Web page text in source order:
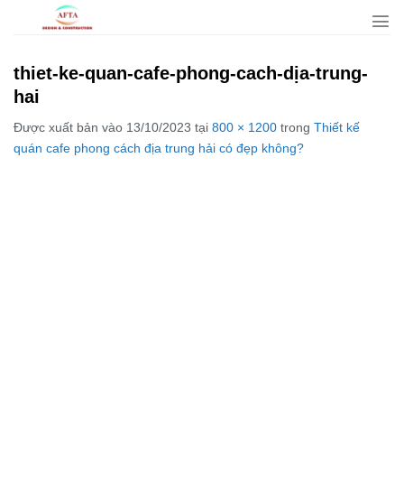
dungthiet-ke-quan-cafe-phong-cach-dịa-trung-
hai
Được xuất bản vào 13/10/2023 tại 800 × 1200 trong Thiết kế
quán cafe phong cách địa trung hải có đẹp không?